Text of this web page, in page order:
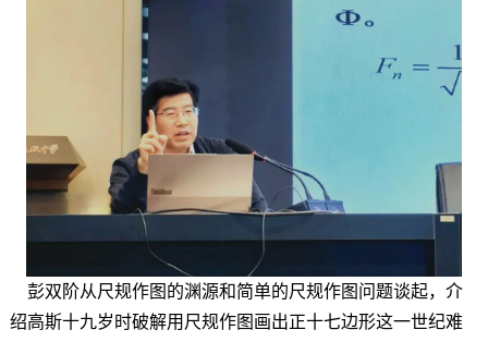
彭双阶从尺规作图的渊源和简单的尺规作图问题谈起，介
绍高斯十九岁时破解用尺规作图画出正十七边形这一世纪难